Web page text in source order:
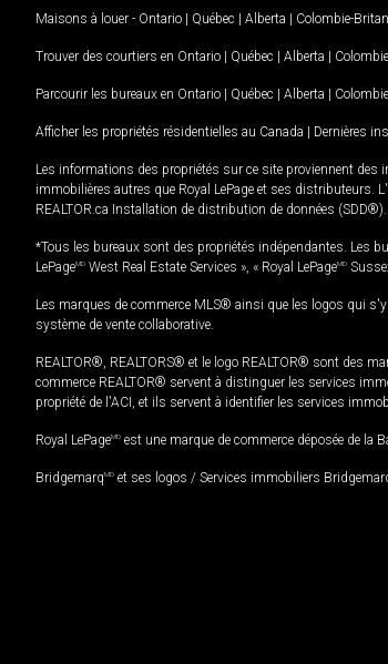
Maisons à louer - Ontario | Québec | Alberta | Colombie-
Trouver des courtiers en Ontario | Québec | Alberta |
Parcourir les bureaux en Ontario | Québec | Alberta |
Afficher les propriétés résidentielles au Canada | Dernières
Les informations des propriétés sur ce site proviennent des
immobilières autres que Royal LePage et ses distributeurs.
REALTOR.ca Installation de distribution de données (SDD®).
*Tous les bureaux sont des propriétés indépendantes. Les
LePageMD West Real Estate Services », « Royal LePageMD
Les marques de commerce MLS® ainsi que les logos qui
système de vente collaborative.
REALTOR®, REALTORS® et le logo REALTOR® sont des
commerce REALTOR® servent à distinguer les services
propriété de l'ACI, et ils servent à identifier les services
Royal LePageMD est une marque de commerce déposée de la
BridgemarqMD et ses logos / Services immobiliers